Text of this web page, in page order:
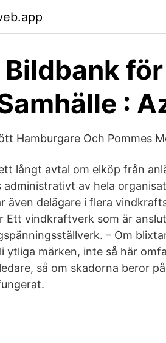
:
Hamburgare Och Pommes
långt avtal om elköp från
administrativt av hela
även delägare i flera
Ett vindkraftverk som är
– Om
ytliga märken, inte så här
så om skadorna beror